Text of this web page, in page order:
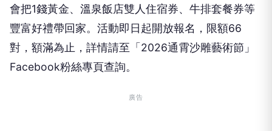
會把1錢黃金、溫泉飯店雙人住宿券、牛排套餐券等
豐富好禮帶回家。活動即日起開放報名，限額66
對，額滿為止，詳情請至「2026通霄沙雕藝術節」
Facebook粉絲專頁查詢。
廣告